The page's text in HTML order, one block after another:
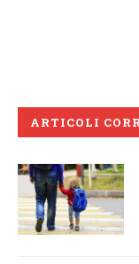
ARTICOLI